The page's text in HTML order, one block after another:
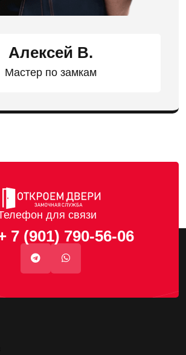
Алексей В.
Мастер по замкам
для связи
7 (901) 790-56-06